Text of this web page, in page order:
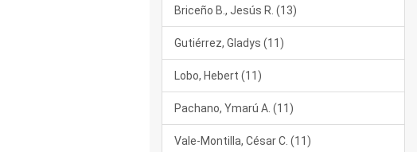
Briceño B., Jesús R. (13)
Gutiérrez, Gladys (11)
Lobo, Hebert (11)
Pachano, Ymarú A. (11)
Vale-Montilla, César C. (11)